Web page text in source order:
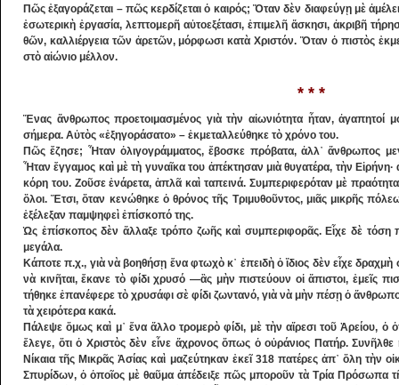
Πῶς ἐξαγοράζεται – πῶς κερδίζεται ὁ καιρός; Ὅ­ταν δὲν διαφεύγῃ μὲ
ἐσωτερικὴ ἐργασία, λεπτομε­ρῆ αὐτοεξέτασι, ἐ­πιμελῆ ἄσκησι, ἀκρι­βῆ
θῶν, καλλιέργεια τῶν ἀρετῶν, μόρφωσι κα­τὰ Χριστόν. Ὅταν ὁ πιστὸς
στὸ αἰώνιο μέλλον.
* * *
Ἕνας ἄνθρωπος προετοιμασμένος γιὰ τὴν αἰωνιότητα ἦταν, ἀγαπητοί
σήμερα. Αὐτὸς «ἐξηγοράσατο» – ἐκμεταλλεύθηκε τὸ χρόνο του.
Πῶς ἔζησε; Ἦταν ὀ­λιγογράμματος, ἔβοσκε πρόβατα, ἀλλ᾽ ἄνθρωπος
Ἦταν ἔγγαμος καὶ μὲ τὴ γυναῖκα του ἀπέκτησαν μιὰ θυγατέρα, τὴν
κόρη του. Ζοῦσε ἐνάρετα, ἁπλᾶ καὶ ταπεινά. Συμ­περιφερόταν μὲ
ὅλοι. Ἔτσι, ὅταν κενώ­θηκε ὁ θρόνος τῆς Τριμυθοῦντος, μιᾶς μικρῆς
ἐξέλεξαν παμψηφεὶ ἐπίσκοπό της.
Ὡς ἐπίσκοπος δὲν ἄλλαξε τρόπο ζωῆς καὶ συμπεριφορᾶς. Εἶχε δὲ
μεγάλα.
Κάποτε π.χ., γιὰ νὰ βοηθήσῃ ἕνα φτωχὸ κ᾽ ἐ­­πει­δὴ ὁ ἴδιος δὲν εἶχε δραχμὴ
νὰ κινῆται, ἔκανε τὸ φίδι χρυσό ―ἂς μὴν πιστεύουν οἱ ἄπιστοι, ἐ­μεῖς
τήθηκε ἐπανέφερε τὸ χρυσάφι σὲ φίδι ζων­τα­νό, γιὰ νὰ μὴν πέσῃ ὁ
τὰ χειρότερα κακά.
Πάλεψε ὅμως καὶ μ᾽ ἕνα ἄλλο τρομερὸ φίδι, μὲ τὴν αἵρεσι τοῦ Ἀρείου, ὁ
ἔλεγε, ὅτι ὁ Χριστὸς δὲν εἶνε ἄχρονος ὅπως ὁ οὐράνιος Πατήρ.
Νίκαια τῆς Μικρᾶς Ἀσίας καὶ μαζεύτηκαν ἐκεῖ 318 πατέρες ἀπ᾽ ὅλη τὴν
Σπυρίδων, ὁ ὁποῖος μὲ θαῦμα ἀπέδειξε πῶς μποροῦν τὰ Τρία Πρόσωπα